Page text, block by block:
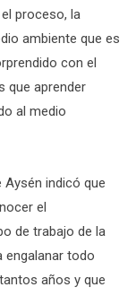
proceso, la
ambiente que es
con el
que aprender
al medio
Aysén indicó que
el
de trabajo de la
engalanar todo
años y que